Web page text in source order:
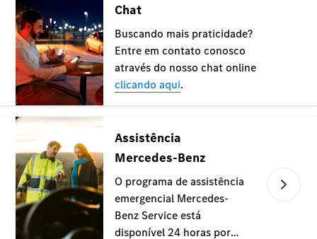
Todos os modelos
Modelos elétricos
Modelos híbridos plug-in
Sedans